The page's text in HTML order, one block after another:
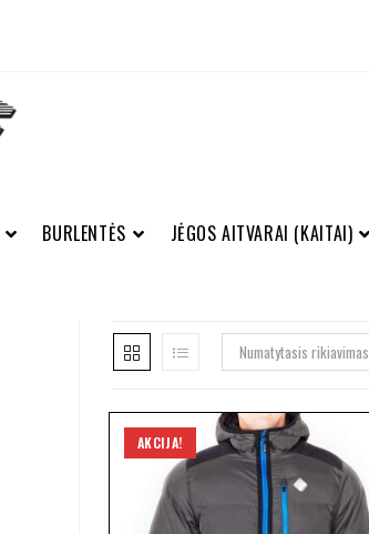
BURLENTĖS JĖGOS AITVARAI (KAITAI)
Numatytasis rikiavimas
AKCIJA!